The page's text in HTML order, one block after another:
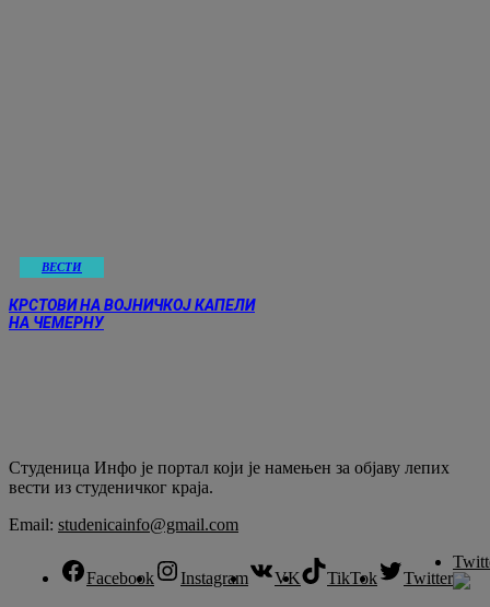
ВЕСТИ
КРСТОВИ НА ВОЈНИЧКОЈ КАПЕЛИ
НА ЧЕМЕРНУ
Студеница Инфо је портал који је намењен за објaву лепих
вести из студеничког краја.
Email: studenicainfo@gmail.com
Facebook Instagram VK TikTok Twitter